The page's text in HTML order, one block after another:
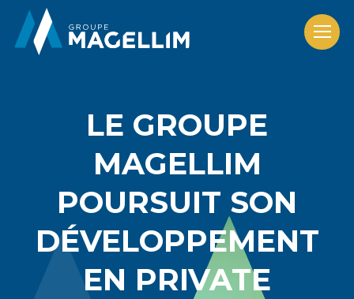
LE GROUPE
MAGELLIM
POURSUIT SON
DÉVELOPPEMENT
EN PRIVATE